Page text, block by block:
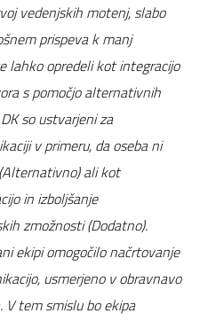
vedenjskih motenj, slabo
prispeva k manj
lahko opredeli kot integracijo
s pomočjo alternativnih
so ustvarjeni za
v primeru, da oseba ni
ali kot
in izboljšanje
zmožnosti (Dodatno).
ekipi omogočilo načrtovanje
usmerjeno v obravnavo
tem smislu bo ekipa